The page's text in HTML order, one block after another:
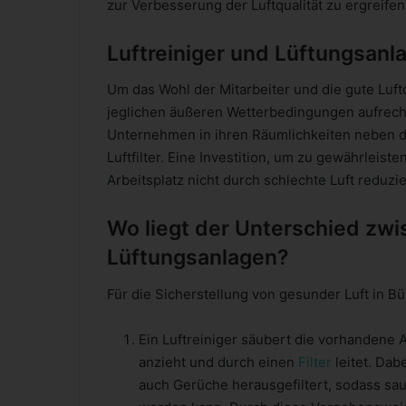
zur Verbesserung der Luftqualität zu
Luftreiniger und
Um das Wohl der Mitarbeiter und die gute
jeglichen äußeren Wetterbedingungen
Unternehmen in ihren Räumlichkeiten neben
Luftfilter. Eine Investition, um zu
Arbeitsplatz nicht durch schlechte Luft
Wo liegt der Unterschied
Lüftungsanlagen?
Für die Sicherstellung von gesunder Luft in
Ein Luftreiniger säubert die vorhandene
anzieht und durch einen Filter leitet.
auch Gerüche herausgefiltert, sodass